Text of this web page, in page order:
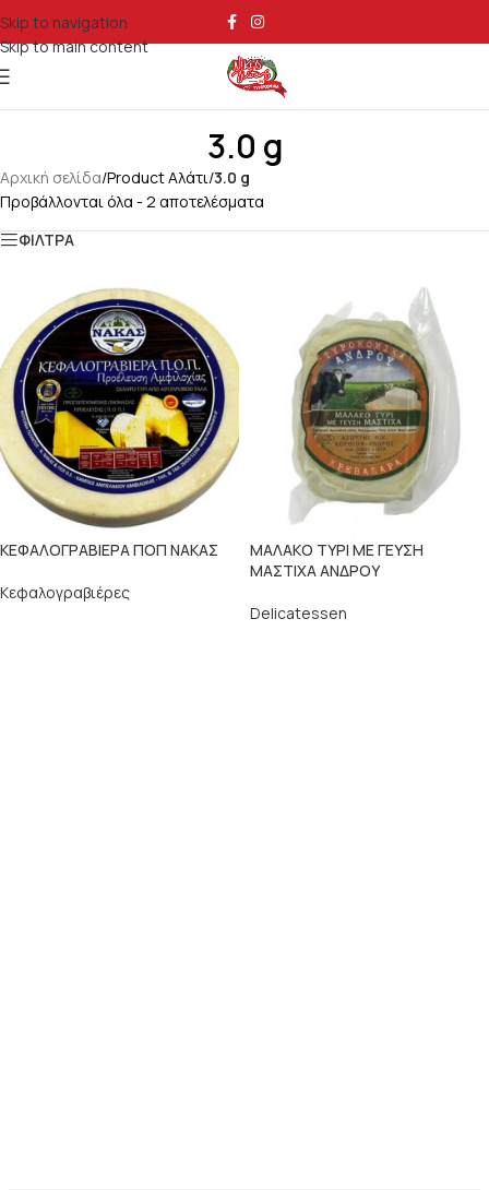
Skip to navigation
Skip to main content
3.0 g
Αρχική σελίδα/Product Αλάτι/3.0 g
Προβάλλονται όλα - 2 αποτελέσματα
ΦΙΛΤΡΑ
ΚΕΦΑΛΟΓΡΑΒΙΕΡΑ ΠΟΠ ΝΑΚΑΣ
Κεφαλογραβιέρες
ΜΑΛΑΚΟ ΤΥΡΙ ΜΕ ΓΕΥΣΗ
ΜΑΣΤΙΧΑ ΑΝΔΡΟΥ
Delicatessen